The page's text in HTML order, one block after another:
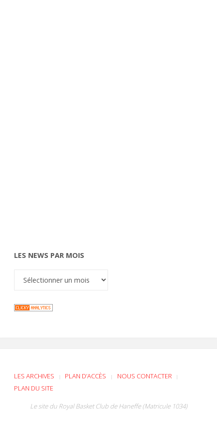
LES NEWS PAR MOIS
LES ARCHIVES | PLAN D’ACCÈS | NOUS CONTACTER |
PLAN DU SITE
Le site du Royal Basket Club de Haneffe (Matricule 1034)